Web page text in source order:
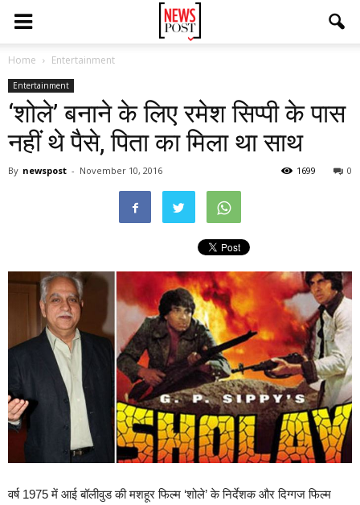
Home Entertainment
Entertainment
‘शोले’ बनाने के लिए रमेश सिप्पी के पास
नहीं थे पैसे, पिता का मिला था साथ
By newspost - November 10, 2016 0
1699
वर्ष 1975 में आई बॉलीवुड की मशहूर फिल्म ‘शोले’ के निर्देशक और दिग्गज फिल्म